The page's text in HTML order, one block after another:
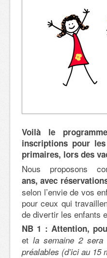
Voilà le
inscriptions pour
primaires, lors des
Nous proposons
ans, avec
selon l’envie de vos
pour ceux qui
de divertir les enfants
NB 1 : Attention,
etla semaine 2 sera
préalables (d’ici au 15